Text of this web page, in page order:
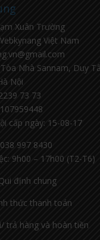
Xuân Trường
Việt Nam
Nhà Sannam, Duy
Nội
73 73
cấp ngày: 15-08-17
997 8430
9h00 – 17h00 (T2-T6)
định chung
thức thanh toán
trả hàng và hoàn tiền